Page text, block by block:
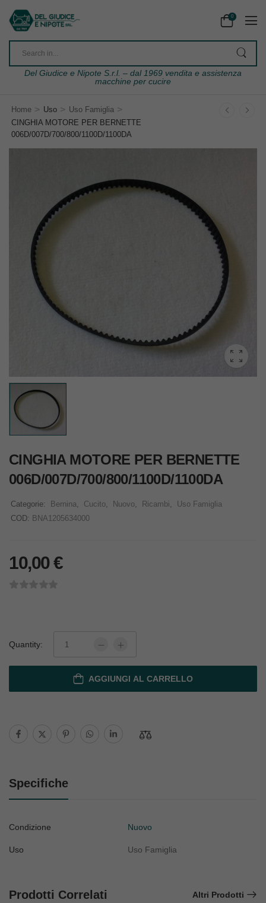
0
Del Giudice e Nipote S.r.l. – dal 1969 vendita e assistenza
macchine per cucire
Home > Uso > Uso Famiglia >
CINGHIA MOTORE PER BERNETTE
006D/007D/700/800/1100D/1100DA
CINGHIA MOTORE PER BERNETTE
006D/007D/700/800/1100D/1100DA
Categorie: Bernina, Cucito, Nuovo, Ricambi,
Uso Famiglia
COD: BNA1205634000
10,00€
Quantity:
AGGIUNGI AL CARRELLO
Specifiche
Condizione Nuovo
Uso Uso Famiglia
Prodotti Correlati Altri Prodotti